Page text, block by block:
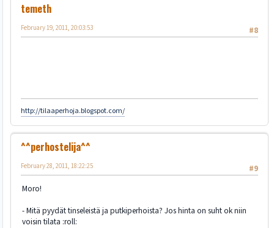
temeth
#8
February 19, 2011, 20:03:53
http://tilaaperhoja.blogspot.com/
^^perhostelija^^
#9
February 28, 2011, 18:22:25
Moro!
- Mitä pyydät tinseleistä ja putkiperhoista? Jos hinta on suht ok niin
voisin tilata :roll: